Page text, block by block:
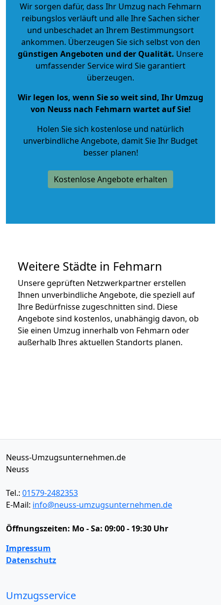
Wir sorgen dafür, dass Ihr Umzug nach Fehmarn
reibungslos verläuft und alle Ihre Sachen sicher
und unbeschadet an Ihrem Bestimmungsort
ankommen. Überzeugen Sie sich selbst von den
günstigen Angeboten und der Qualität. Unsere
umfassender Service wird Sie garantiert
überzeugen.
Wir legen los, wenn Sie so weit sind, Ihr Umzug
von Neuss nach Fehmarn wartet auf Sie!
Holen Sie sich kostenlose und natürlich
unverbindliche Angebote, damit Sie Ihr Budget
besser planen!
Kostenlose Angebote erhalten
Weitere Städte in Fehmarn
Unsere geprüften Netzwerkpartner erstellen
Ihnen unverbindliche Angebote, die speziell auf
Ihre Bedürfnisse zugeschnitten sind. Diese
Angebote sind kostenlos, unabhängig davon, ob
Sie einen Umzug innerhalb von Fehmarn oder
außerhalb Ihres aktuellen Standorts planen.
Neuss-Umzugsunternehmen.de
Neuss
Tel.: 01579-2482353
E-Mail: info@neuss-umzugsunternehmen.de
Öffnungszeiten: Mo - Sa: 09:00 - 19:30 Uhr
Impressum
Datenschutz
Umzugsservice